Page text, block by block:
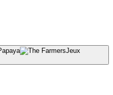
Jeux